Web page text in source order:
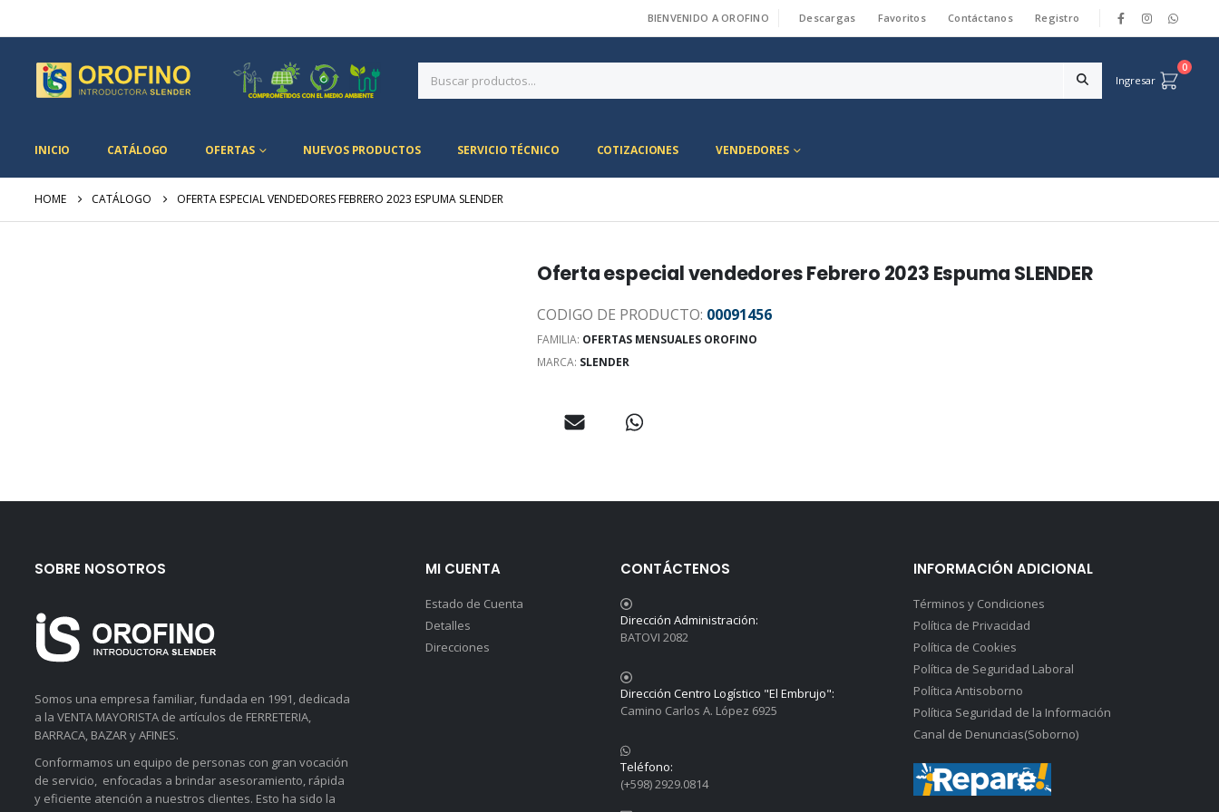
BIENVENIDO A OROFINO Descargas Favoritos Contáctanos Registro
Ingresar
0
INICIO CATÁLOGO OFERTAS NUEVOS PRODUCTOS SERVICIO TÉCNICO COTIZACIONES VENDEDORES
HOME CATÁLOGO OFERTA ESPECIAL VENDEDORES FEBRERO 2023 ESPUMA SLENDER
Oferta especial vendedores Febrero 2023 Espuma SLENDER
CODIGO DE PRODUCTO: 00091456
FAMILIA: OFERTAS MENSUALES OROFINO
MARCA: SLENDER
SOBRE NOSOTROS
Somos una empresa familiar, fundada en 1991, dedicada
a la VENTA MAYORISTA de artículos de FERRETERIA,
BARRACA, BAZAR y AFINES.
Conformamos un equipo de personas con gran vocación
de servicio, enfocadas a brindar asesoramiento, rápida
y eficiente atención a nuestros clientes. Esto ha sido la
MI CUENTA
Estado de Cuenta
Detalles
Direcciones
CONTÁCTENOS
Dirección Administración:
BATOVI 2082
Dirección Centro Logístico "El Embrujo":
Camino Carlos A. López 6925
Teléfono:
(+598) 2929.0814
INFORMACIÓN ADICIONAL
Términos y Condiciones
Política de Privacidad
Política de Cookies
Política de Seguridad Laboral
Política Antisoborno
Política Seguridad de la Información
Canal de Denuncias(Soborno)